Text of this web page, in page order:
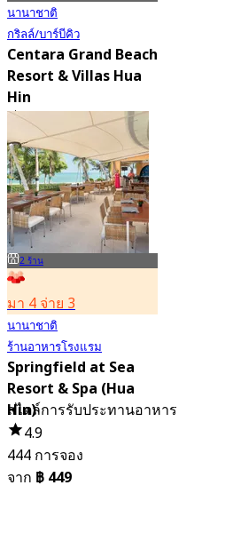
นานาชาติ
กริลล์/บาร์บีคิว
Centara Grand Beach
Resort & Villas Hua
Hin
5.0
481 การจอง
จาก฿ 615
2 ร้าน
มา 4 จ่าย 3
นานาชาติ
ร้านอาหารโรงแรม
Springfield at Sea
Resort & Spa (Hua
Hin)
4.9
444 การจอง
จาก ฿ 449
สไตล์การรับประทานอาหาร